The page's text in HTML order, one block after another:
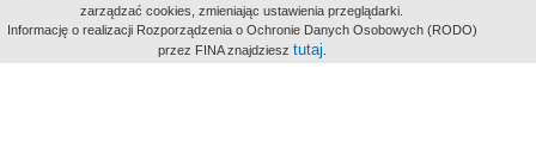
aktywności
zarządzać cookies, zmieniając ustawienia przeglądarki.
Informację o realizacji Rozporządzenia o Ochronie Danych Osobowych (RODO)
przez FINA znajdziesz tutaj